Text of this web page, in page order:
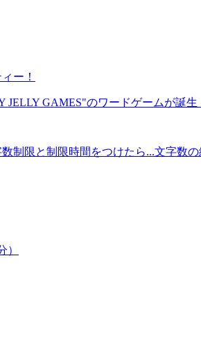
ー！
JELLY GAMES"のワードゲームが誕生
数制限と制限時間をつけたら...文字数
）